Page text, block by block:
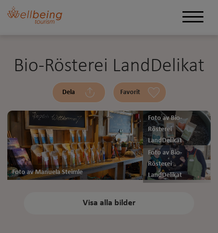
Bio-Rösterei LandDelikat
Dela Favorit
Foto av Manuela Steimle
Foto av Bio-
Rösterei
LandDelikat
Foto av Bio-
Rösterei
LandDelikat
Visa alla bilder